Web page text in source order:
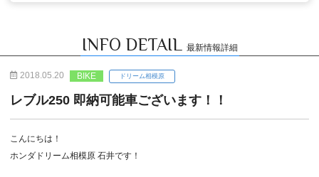
INFO DETAIL 最新情報詳細
2018.05.20 BIKE ドリーム相模原
レブル250 即納可能車ございます！！
こんにちは！
ホンダドリーム相模原 石井です！